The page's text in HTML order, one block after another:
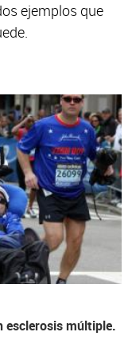
ejemplos que
esclerosis múltiple.